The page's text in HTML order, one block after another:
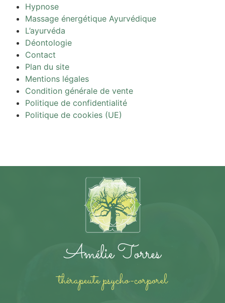
Hypnose
Massage énergétique Ayurvédique
L’ayurvéda
Déontologie
Contact
Plan du site
Mentions légales
Condition générale de vente
Politique de confidentialité
Politique de cookies (UE)
Amélie Torres
thérapeute psycho-corporel